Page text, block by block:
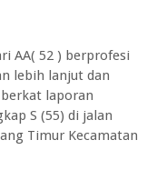
AA( 52 ) berprofesi
lebih lanjut dan
laporan
S (55) di jalan
Timur Kecamatan